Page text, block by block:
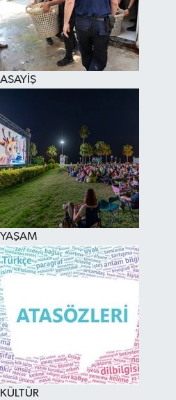
ASAYİŞ
YAŞAM
KÜLTÜR